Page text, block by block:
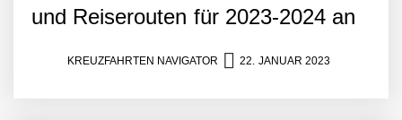
und Reiserouten für 2023-2024 an
KREUZFAHRTEN NAVIGATOR 22. JANUAR 2023